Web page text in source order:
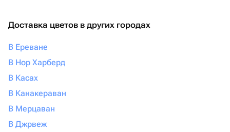
Доставка цветов в других городах
В Ереване
В Нор Харберд
В Касах
В Канакераван
В Мерцаван
В Джрвеж